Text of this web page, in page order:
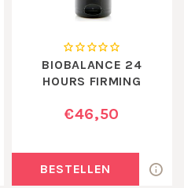
BIOBALANCE 24
HOURS FIRMING
€46,50
BESTELLEN